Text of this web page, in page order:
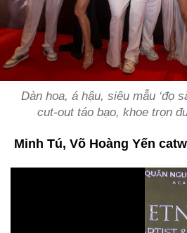
Dàn hoa, á hậu, siêu mẫu ‘đọ
cut-out táo bạo, khoe trọn
Minh Tú, Võ Hoàng Yến